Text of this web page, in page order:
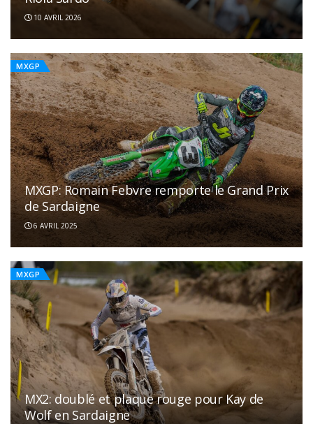
10 AVRIL 2026
MXGP
MXGP: Romain Febvre remporte le Grand Prix
de Sardaigne
6 AVRIL 2025
MXGP
MX2: doublé et plaque rouge pour Kay de
Wolf en Sardaigne